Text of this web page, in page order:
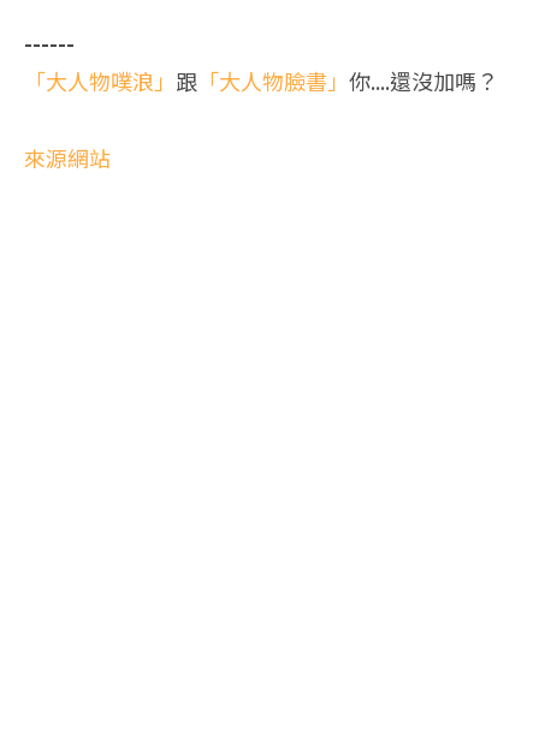
------
「大人物噗浪」 跟 「大人物臉書」 你....還沒加嗎？
來源網站